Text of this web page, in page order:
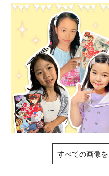
すべての画像を